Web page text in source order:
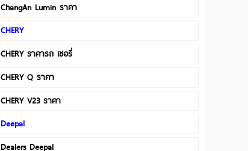
ChangAn Lumin ราคา
CHERY
CHERY ราคารถ เชอรี่
CHERY Q ราคา
CHERY V23 ราคา
Deepal
Dealers Deepal